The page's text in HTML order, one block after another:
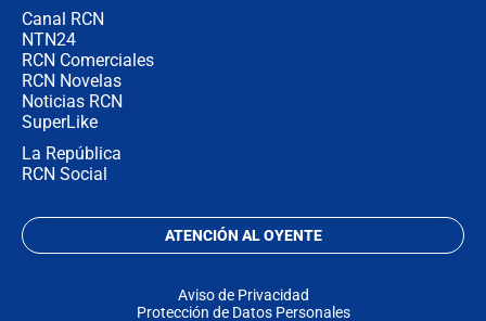
Canal RCN
NTN24
RCN Comerciales
RCN Novelas
Noticias RCN
SuperLike
La República
RCN Social
ATENCIÓN AL OYENTE
Aviso de Privacidad
Protección de Datos Personales